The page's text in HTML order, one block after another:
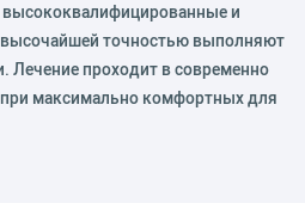
и
точностью выполняют
Лечение проходит в современно
максимально комфортных для